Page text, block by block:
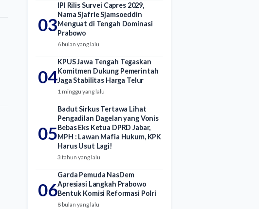
03
IPI Rilis Survei Capres 2029,
Nama Sjafrie Sjamsoeddin
Menguat di Tengah Dominasi
Prabowo
6 bulan yang lalu
04
KPUS Jawa Tengah Tegaskan
Komitmen Dukung Pemerintah
Jaga Stabilitas Harga Telur
1 minggu yang lalu
05
Badut Sirkus Tertawa Lihat
Pengadilan Dagelan yang Vonis
Bebas Eks Ketua DPRD Jabar,
MPH : Lawan Mafia Hukum, KPK
Harus Usut Lagi!
3 tahun yang lalu
06
Garda Pemuda NasDem
Apresiasi Langkah Prabowo
Bentuk Komisi Reformasi Polri
8 bulan yang lalu